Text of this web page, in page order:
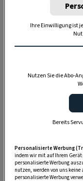
Ihre Einwilligung ist
Nutzen Sie die Abo-
Bereits
Personalisierte Werbung
indem wir mit auf Ihrem
personalisierte Werbung
nutzen, werden von uns
personalisierte Werbung